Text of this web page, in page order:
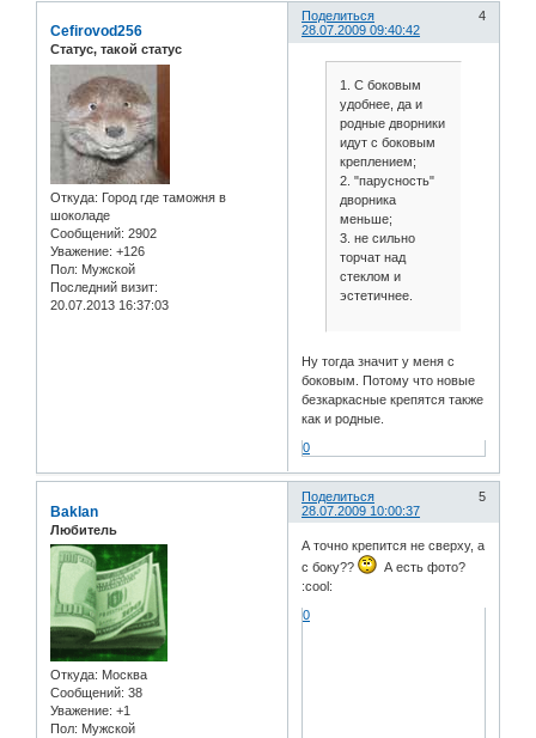
Поделиться
4
28.07.2009 09:40:42
Cefirovod256
Статус, такой статус
Откуда: Город где таможня в
шоколаде
Сообщений: 2902
Уважение: +126
Пол: Мужской
Последний визит:
20.07.2013 16:37:03
1. С боковым
удобнее, да и
родные дворники
идут с боковым
креплением;
2. "парусность"
дворника
меньше;
3. не сильно
торчат над
стеклом и
эстетичнее.
Ну тогда значит у меня с
боковым. Потому что новые
безкаркасные крепятся также
как и родные.
0
Поделиться
5
28.07.2009 10:00:37
Baklan
Любитель
Откуда: Москва
Сообщений: 38
Уважение: +1
Пол: Мужской
А точно крепится не сверху, а
с боку??
А есть фото?
:cool:
0